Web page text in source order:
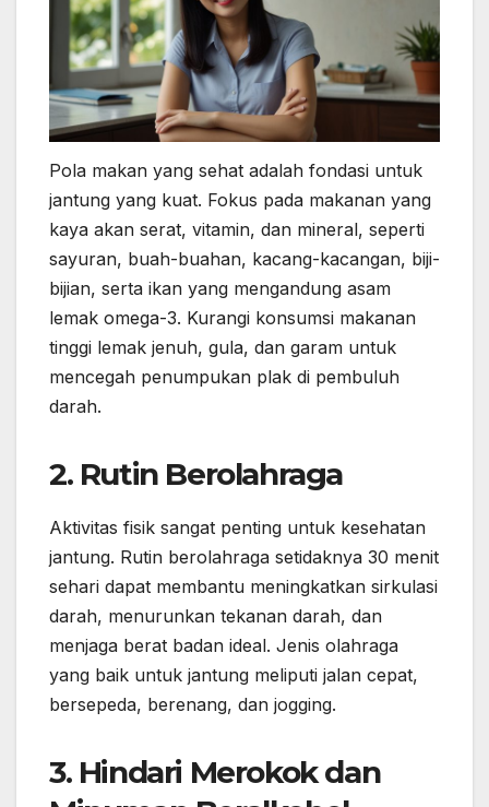
Pola makan yang sehat adalah fondasi untuk
jantung yang kuat. Fokus pada makanan yang
kaya akan serat, vitamin, dan mineral, seperti
sayuran, buah-buahan, kacang-kacangan, biji-
bijian, serta ikan yang mengandung asam
lemak omega-3. Kurangi konsumsi makanan
tinggi lemak jenuh, gula, dan garam untuk
mencegah penumpukan plak di pembuluh
darah.
2. Rutin Berolahraga
Aktivitas fisik sangat penting untuk kesehatan
jantung. Rutin berolahraga setidaknya 30 menit
sehari dapat membantu meningkatkan sirkulasi
darah, menurunkan tekanan darah, dan
menjaga berat badan ideal. Jenis olahraga
yang baik untuk jantung meliputi jalan cepat,
bersepeda, berenang, dan jogging.
3. Hindari Merokok dan